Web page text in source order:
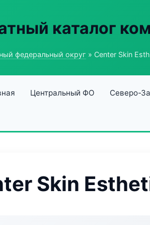
каталог
федеральный округ » Center Skin
Центральный ФО Северо-
Skin